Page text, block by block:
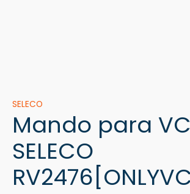
SELECO
Mando para
SELECO